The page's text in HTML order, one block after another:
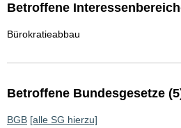
Betroffene
Bürokratieabbau
Betroffene Bundesgesetze
BGB [alle SG hierzu]